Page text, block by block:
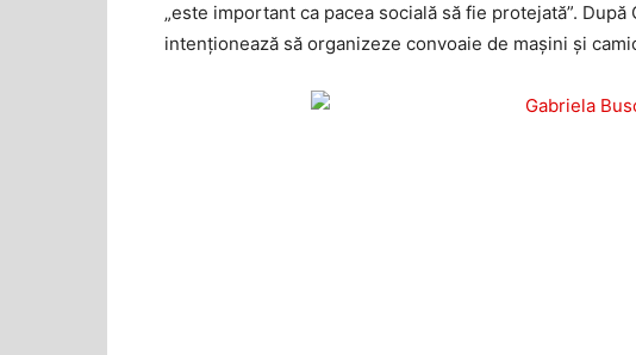
„este important ca pacea socială să fie protejată”.
intenționează să organizeze convoaie de mașini și